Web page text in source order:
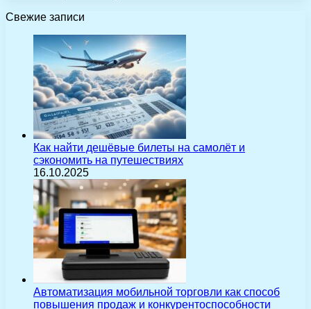
Свежие записи
Как найти дешёвые билеты на самолёт и
сэкономить на путешествиях
16.10.2025
Автоматизация мобильной торговли как способ
повышения продаж и конкурентоспособности